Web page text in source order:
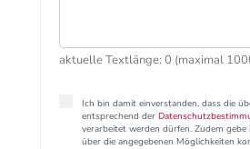
aktuelle Textlänge: 0 (maximal
Ich bin damit einverstanden, dass die
entsprechend der
verarbeitet werden dürfen. Zudem
über die angegebenen Möglichkeiten